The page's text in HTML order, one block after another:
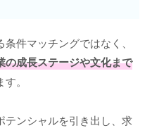
件マッチングではなく、
の成長ステージや文化まで
す。
テンシャルを引き出し、求